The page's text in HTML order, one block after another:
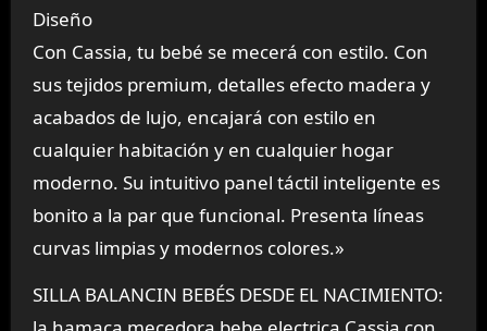
Diseño
Con Cassia, tu bebé se mecerá con estilo. Con
sus tejidos premium, detalles efecto madera y
acabados de lujo, encajará con estilo en
cualquier habitación y en cualquier hogar
moderno. Su intuitivo panel táctil inteligente es
bonito a la par que funcional. Presenta líneas
curvas limpias y modernos colores.»
SILLA BALANCIN BEBÉS DESDE EL NACIMIENTO: